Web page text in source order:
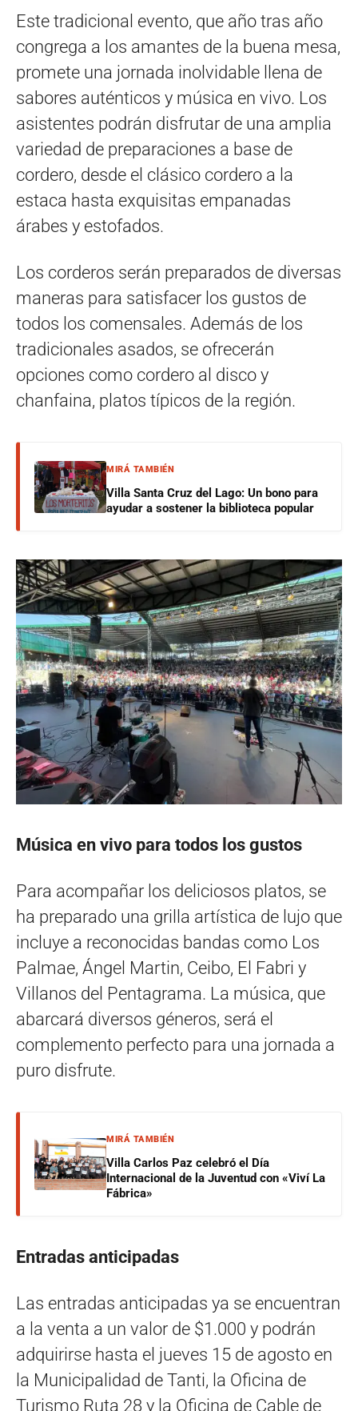
Este tradicional evento, que año tras año
congrega a los amantes de la buena mesa,
promete una jornada inolvidable llena de
sabores auténticos y música en vivo. Los
asistentes podrán disfrutar de una amplia
variedad de preparaciones a base de
cordero, desde el clásico cordero a la
estaca hasta exquisitas empanadas
árabes y estofados.
Los corderos serán preparados de diversas
maneras para satisfacer los gustos de
todos los comensales. Además de los
tradicionales asados, se ofrecerán
opciones como cordero al disco y
chanfaina, platos típicos de la región.
MIRÁ TAMBIÉN
Villa Santa Cruz del Lago: Un bono para
ayudar a sostener la biblioteca popular
Música en vivo para todos los gustos
Para acompañar los deliciosos platos, se
ha preparado una grilla artística de lujo que
incluye a reconocidas bandas como Los
Palmae, Ángel Martin, Ceibo, El Fabri y
Villanos del Pentagrama. La música, que
abarcará diversos géneros, será el
complemento perfecto para una jornada a
puro disfrute.
MIRÁ TAMBIÉN
Villa Carlos Paz celebró el Día
Internacional de la Juventud con «Viví La
Fábrica»
Entradas anticipadas
Las entradas anticipadas ya se encuentran
a la venta a un valor de $1.000 y podrán
adquirirse hasta el jueves 15 de agosto en
la Municipalidad de Tanti, la Oficina de
Turismo Ruta 28 y la Oficina de Cable de